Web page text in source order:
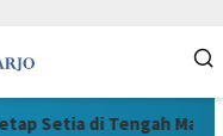
Setia di Tengah Masa